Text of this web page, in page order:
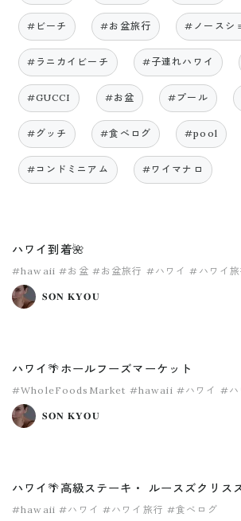
#ビーチ #お盆旅行 #ノースシ
#ラニカイビーチ #子連れハワイ
#GUCCI #お盆 #プール
#グッチ #食べログ #pool
#コンドミニアム #ワイマナロ
ハワイ到着🌺
#hawaii #お盆 #お盆旅行 #ハワイ #ハワイ旅
𝐒𝐎𝐍 𝐊𝐘𝐎𝐔
ハワイ🌴ホールフーズマーケット
#WholeFoodsMarket #hawaii #ハワイ #ハ
𝐒𝐎𝐍 𝐊𝐘𝐎𝐔
ハワイ🌴高級ステーキ・ ルースズクリス
#hawaii #ハワイ #ハワイ旅行 #食べログ